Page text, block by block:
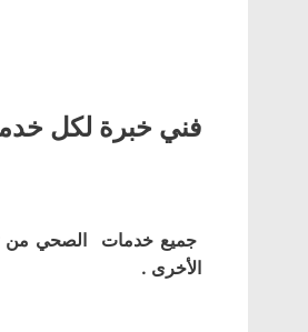
فني خبرة لكل
جميع خدمات الصحي من
الأخرى .